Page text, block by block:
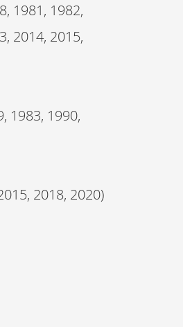
1981, 1982,
2014, 2015,
1983, 1990,
2018, 2020)